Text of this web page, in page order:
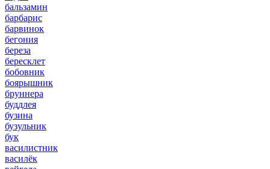
бальзамин
барбарис
барвинок
бегония
береза
бересклет
бобовник
боярышник
бруннера
буддлея
бузина
бузульник
бук
василистник
василёк